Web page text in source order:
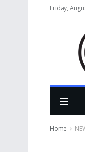
Friday,
Home